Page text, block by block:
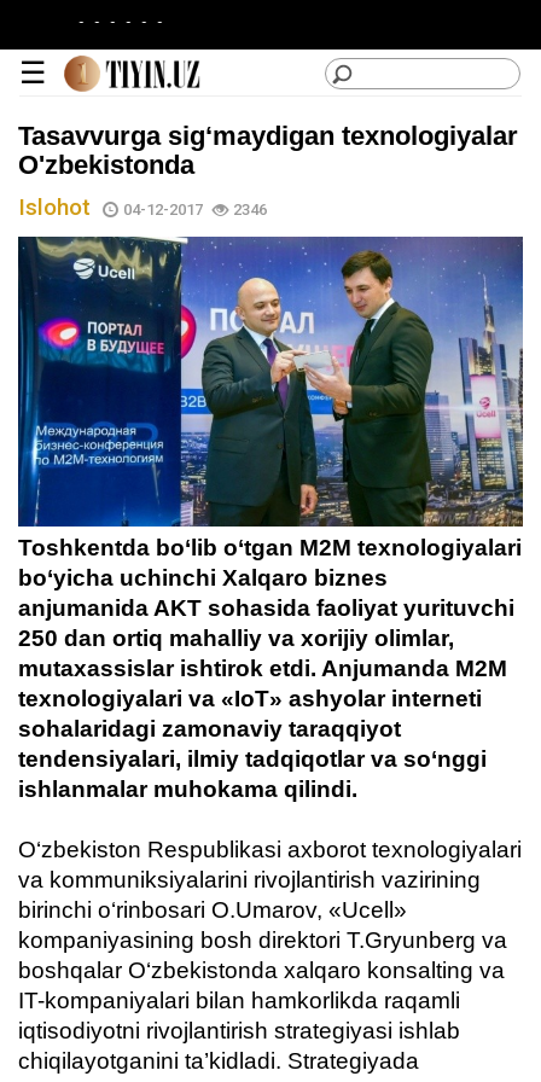
- - - - -
lotin
кирилл
Kategoriyalar
Saytdan
foydalanish
Loyiha
haqida
Aloqa
☰
Tasavvurga sig‘maydigan texnologiyalar
O'zbekistonda
Islohot 04-12-2017 2346
Toshkentda bo‘lib o‘tgan M2M texnologiyalari
bo‘yicha uchinchi Xalqaro biznes
anjumanida AKT sohasida faoliyat yurituvchi
250 dan ortiq mahalliy va xorijiy olimlar,
mutaxassislar ishtirok etdi. Anjumanda M2M
texnologiyalari va «IoT» ashyolar interneti
sohalaridagi zamonaviy taraqqiyot
tendensiyalari, ilmiy tadqiqotlar va so‘nggi
ishlanmalar muhokama qilindi.
O‘zbekiston Respublikasi axborot texnologiyalari
va kommuniksiyalarini rivojlantirish vazirining
birinchi o‘rinbosari O.Umarov, «Ucell»
kompaniyasining bosh direktori T.Gryunberg va
boshqalar O‘zbekistonda xalqaro konsalting va
IT-kompaniyalari bilan hamkorlikda raqamli
iqtisodiyotni rivojlantirish strategiyasi ishlab
chiqilayotganini ta’kidladi. Strategiyada